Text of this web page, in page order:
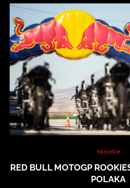
Wszystkie
RED BULL MOTOGP
POLAKA